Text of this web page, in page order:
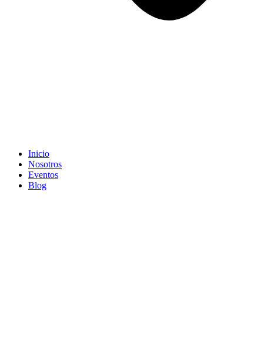
Inicio
Nosotros
Eventos
Blog